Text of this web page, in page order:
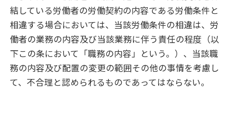
結している労働者の労働契約の内容である労働条件と
相違する場合においては、当該労働条件の相違は、労
働者の業務の内容及び当該業務に伴う責任の程度（以
下この条において「職務の内容」という。）、当該職
務の内容及び配置の変更の範囲その他の事情を考慮し
て、不合理と認められるものであってはならない。